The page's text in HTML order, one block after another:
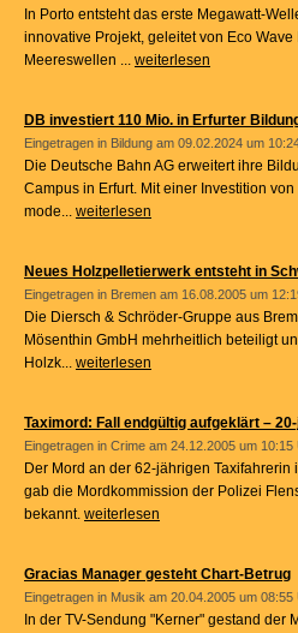
In Porto entsteht das erste Megawatt-
innovative Projekt, geleitet von Eco Wave
Meereswellen ... weiterlesen
DB investiert 110 Mio. in Erfurter
Eingetragen in Bildung am 09.02.2024 um
Die Deutsche Bahn AG erweitert ihre
Campus in Erfurt. Mit einer Investition
mode... weiterlesen
Neues Holzpelletierwerk entsteht in
Eingetragen in Bremen am 16.08.2005 um
Die Diersch & Schröder-Gruppe aus
Mösenthin GmbH mehrheitlich beteiligt
Holzk... weiterlesen
Taximord: Fall endgültig aufgeklärt –
Eingetragen in Crime am 24.12.2005 um 10:15
Der Mord an der 62-jährigen
gab die Mordkommission der Polizei
bekannt. weiterlesen
Gracias Manager gesteht Chart-Betrug
Eingetragen in Musik am 20.04.2005 um 08:55
In der TV-Sendung "Kerner" gestand der